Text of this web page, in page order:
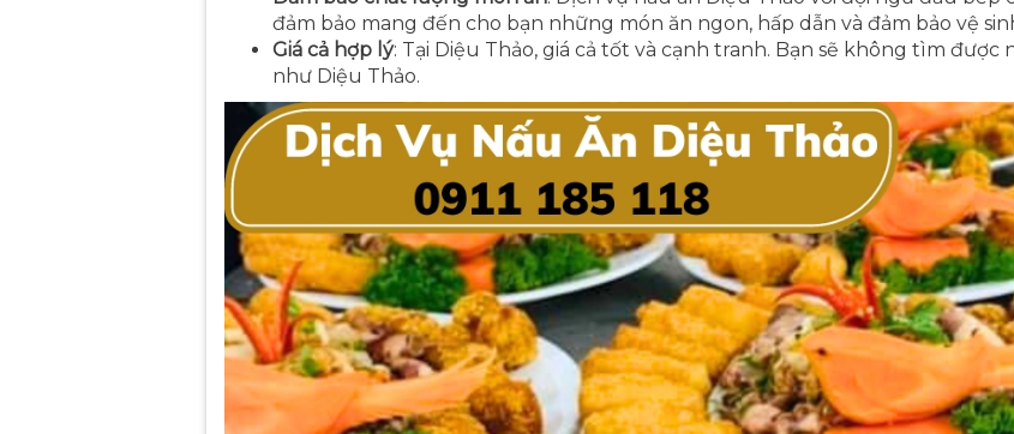
đảm bảo mang đến cho bạn những món ăn ngon, hấp dẫn và đảm bảo vệ
Giá cả hợp lý: Tại Diệu Thảo, giá cả tốt và cạnh tranh. Bạn sẽ không tìm
như Diệu Thảo.